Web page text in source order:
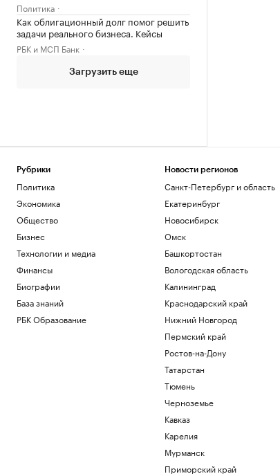
Политика
Как облигационный долг помог решить
задачи реального бизнеса. Кейсы
РБК и МСП Банк
Загрузить еще
Рубрики
Политика
Экономика
Общество
Бизнес
Технологии и медиа
Финансы
Биографии
База знаний
РБК Образование
Новости регионов
Санкт-Петербург и область
Екатеринбург
Новосибирск
Омск
Башкортостан
Вологодская область
Калининград
Краснодарский край
Нижний Новгород
Пермский край
Ростов-на-Дону
Татарстан
Тюмень
Черноземье
Кавказ
Карелия
Мурманск
Приморский край